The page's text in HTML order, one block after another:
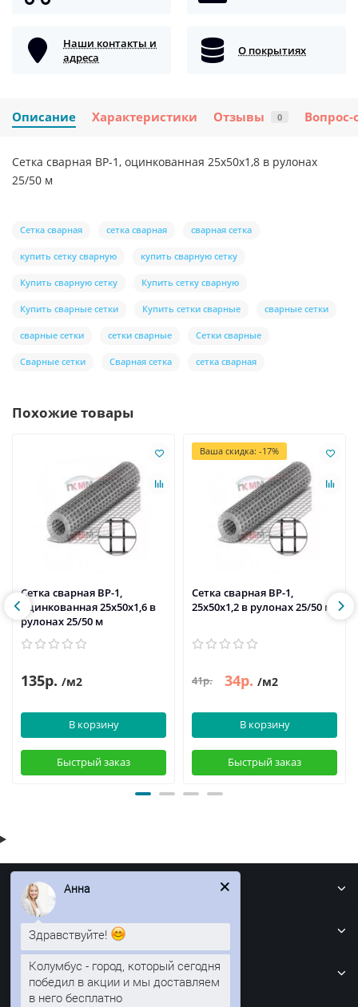
Наши контакты и
адреса
О покрытиях
Описание Характеристики Отзывы 0 Вопрос-
Сетка сварная ВР-1, оцинкованная 25х50х1,8 в рулонах
25/50 м
Сетка сварная сетка сварная сварная сетка
купить сетку сварную купить сварную сетку
Купить сварную сетку Купить сетку сварную
Купить сварные сетки Купить сетки сварные сварные сетки
сварные сетки сетки сварные Сетки сварные
Сварные сетки Сварная сетка сетка сварная
Похожие товары
Сетка сварная ВР-1,
оцинкованная 25х50х1,6 в
рулонах 25/50 м
135р. /м2
В корзину
Быстрый заказ
Ваша скидка: -17%
Сетка сварная ВР-1,
25х50х1,2 в рулонах 25/50 м
41р. 34р. /м2
В корзину
Быстрый заказ
Информация
Кровля
Забор
Здравствуйте!
Колумбус - город, который сегодня
победил в акции и мы доставляем